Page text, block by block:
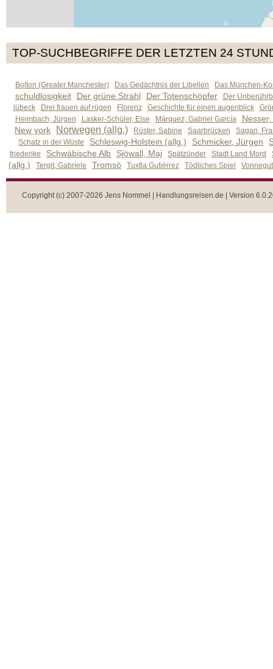
TOP-SUCHBEGRIFFE DER LETZTEN 24
Bolton (Greater Manchester) Das Gedächtnis der Libellen Das München-
schuldlosigkeit Der grüne Strahl Der Totenschöpfer
Der
lübeck
Drei frauen auf rügen Florenz Geschichte für einen augenblick
Heimbach, Jürgen
Lasker-Schüler, Else Márquez, Gabriel García
New york
Norwegen (allg.) Rüster, Sabine Saarbrücken
Sagan,
Schatz in der Wüste
Schleswig-Holstein (allg.) Schmicker, Jürgen
friederike Schwäbische Alb Sjöwall, Maj Spätzünder Stadt Land Mord
(allg.) Tergit, Gabriele Tromsö Tuxtla Gutiérrez Tödliches Spiel
Copyright (c) 2007-2026 Jens Nommel | Handlungsreisen.de | Version